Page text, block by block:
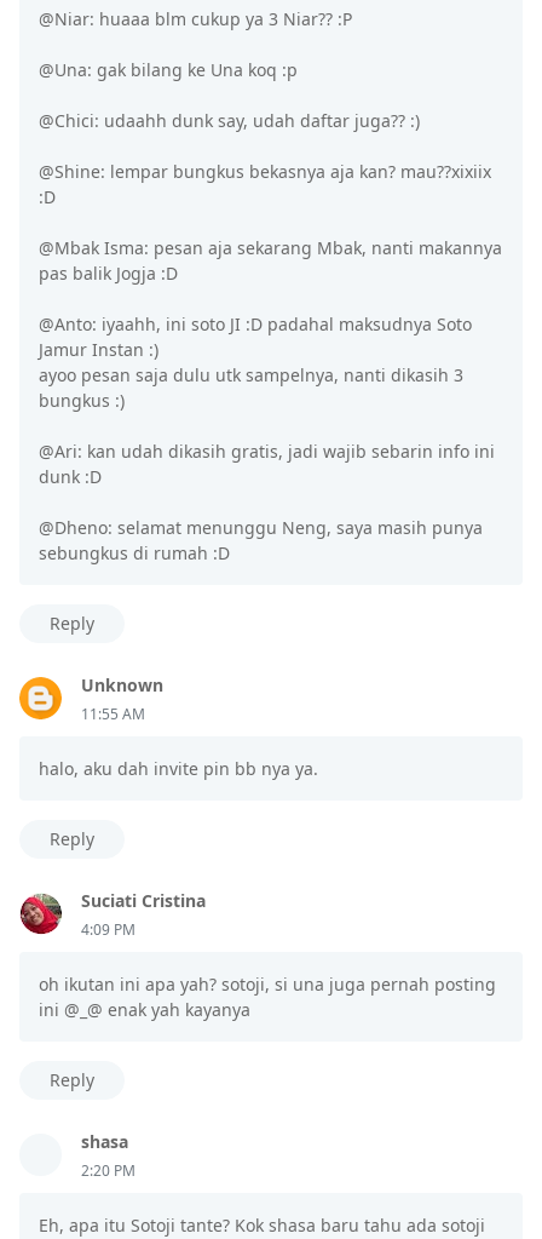
@Niar: huaaa blm cukup ya 3 Niar?? :P
@Una: gak bilang ke Una koq :p
@Chici: udaahh dunk say, udah daftar juga?? :)
@Shine: lempar bungkus bekasnya aja kan? mau??xixiix
:D
@Mbak Isma: pesan aja sekarang Mbak, nanti makannya
pas balik Jogja :D
@Anto: iyaahh, ini soto JI :D padahal maksudnya Soto
Jamur Instan :)
ayoo pesan saja dulu utk sampelnya, nanti dikasih 3
bungkus :)
@Ari: kan udah dikasih gratis, jadi wajib sebarin info ini
dunk :D
@Dheno: selamat menunggu Neng, saya masih punya
sebungkus di rumah :D
Reply
Unknown
11:55 AM
halo, aku dah invite pin bb nya ya.
Reply
Suciati Cristina
4:09 PM
oh ikutan ini apa yah? sotoji, si una juga pernah posting
ini @_@ enak yah kayanya
Reply
shasa
2:20 PM
Eh, apa itu Sotoji tante? Kok shasa baru tahu ada sotoji